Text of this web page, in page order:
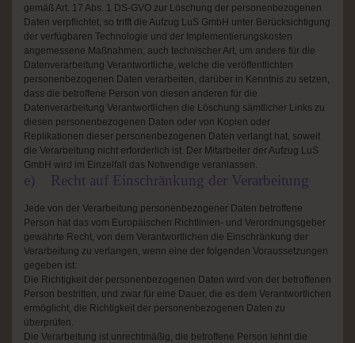
gemäß Art. 17 Abs. 1 DS-GVO zur Löschung der personenbezogenen
Daten verpflichtet, so trifft die Aufzug LuS GmbH unter Berücksichtigung
der verfügbaren Technologie und der Implementierungskosten
angemessene Maßnahmen, auch technischer Art, um andere für die
Datenverarbeitung Verantwortliche, welche die veröffentlichten
personenbezogenen Daten verarbeiten, darüber in Kenntnis zu setzen,
dass die betroffene Person von diesen anderen für die
Datenverarbeitung Verantwortlichen die Löschung sämtlicher Links zu
diesen personenbezogenen Daten oder von Kopien oder
Replikationen dieser personenbezogenen Daten verlangt hat, soweit
die Verarbeitung nicht erforderlich ist. Der Mitarbeiter der Aufzug LuS
GmbH wird im Einzelfall das Notwendige veranlassen.
e) Recht auf Einschränkung der Verarbeitung
Jede von der Verarbeitung personenbezogener Daten betroffene
Person hat das vom Europäischen Richtlinien- und Verordnungsgeber
gewährte Recht, von dem Verantwortlichen die Einschränkung der
Verarbeitung zu verlangen, wenn eine der folgenden Voraussetzungen
gegeben ist:
Die Richtigkeit der personenbezogenen Daten wird von der betroffenen
Person bestritten, und zwar für eine Dauer, die es dem Verantwortlichen
ermöglicht, die Richtigkeit der personenbezogenen Daten zu
überprüfen.
Die Verarbeitung ist unrechtmäßig, die betroffene Person lehnt die